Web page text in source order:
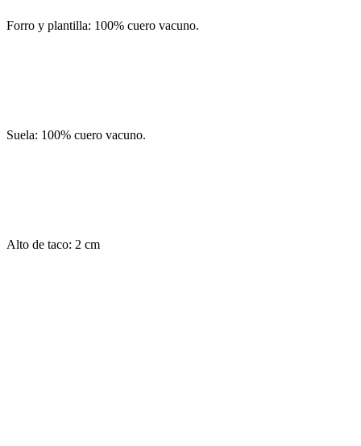
Forro y plantilla: 100% cuero vacuno.
Suela: 100% cuero vacuno.
Alto de taco: 2 cm